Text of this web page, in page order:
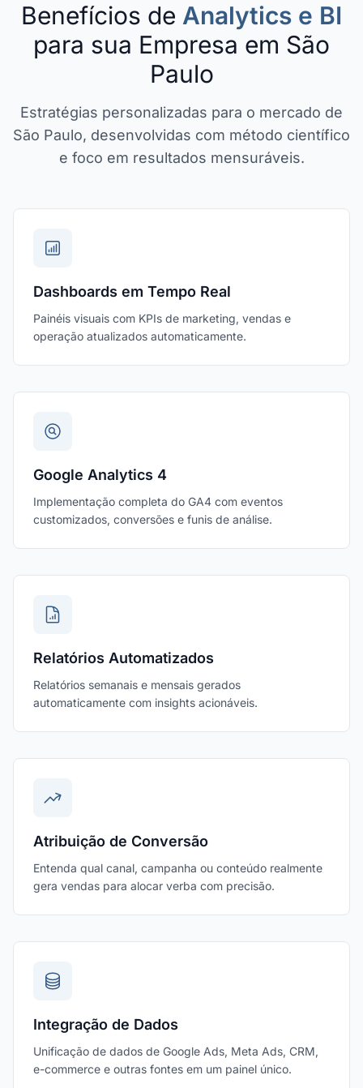
Benefícios de Analytics e BI
para sua Empresa em São
Paulo
Estratégias personalizadas para o mercado de
São Paulo, desenvolvidas com método científico
e foco em resultados mensuráveis.
Dashboards em Tempo Real
Painéis visuais com KPIs de marketing, vendas e
operação atualizados automaticamente.
Google Analytics 4
Implementação completa do GA4 com eventos
customizados, conversões e funis de análise.
Relatórios Automatizados
Relatórios semanais e mensais gerados
automaticamente com insights acionáveis.
Atribuição de Conversão
Entenda qual canal, campanha ou conteúdo realmente
gera vendas para alocar verba com precisão.
Integração de Dados
Unificação de dados de Google Ads, Meta Ads, CRM,
e-commerce e outras fontes em um painel único.